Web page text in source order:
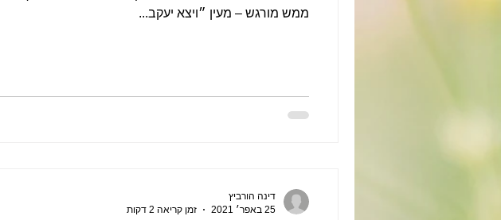
ממש מורגש – מעין ״ויצא יעקב...
דינה הורביץ
25 באפר׳ 2021
זמן קריאה 2 דקות